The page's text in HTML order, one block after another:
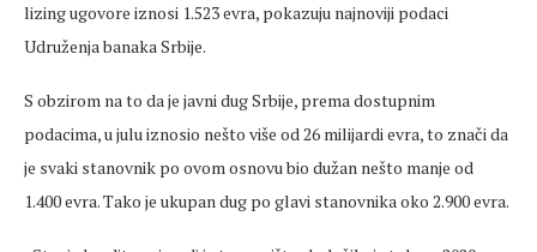
lizing ugovore iznosi 1.523 evra, pokazuju najnoviji podaci
Udruženja banaka Srbije.
S obzirom na to da je javni dug Srbije, prema dostupnim
podacima, u julu iznosio nešto više od 26 milijardi evra, to znači da
je svaki stanovnik po ovom osnovu bio dužan nešto manje od
1.400 evra. Tako je ukupan dug po glavi stanovnika oko 2.900 evra.